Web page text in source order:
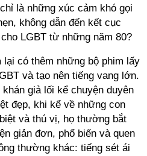
là những xúc cảm khó gọi
không dẫn đến kết cục
LGBT từ những năm 80?
có thêm những bộ phim lấy
và tạo nên tiếng vang lớn.
giả lối kể chuyện duyên
đẹp, khi kể về những con
và thú vị, họ thường bắt
giản đơn, phổ biến và quen
thường khác: tiếng sét ái